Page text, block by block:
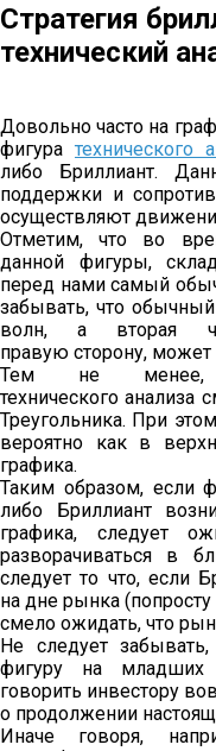
Стратегия
технический
Довольно часто на
фигура технического
либо Бриллиант.
поддержки и
осуществляют
Отметим, что во
данной фигуры,
перед нами самый
забывать, что
волн, а вторая
правую сторону,
Тем не менее,
технического анализа
Треугольника. При
вероятно как в
графика.
Таким образом, если
либо Бриллиант
графика, следует
разворачиваться в
следует то что, если
на дне рынка
смело ожидать, что
Не следует
фигуру на младших
говорить инвестору
о продолжении
Иначе говоря,